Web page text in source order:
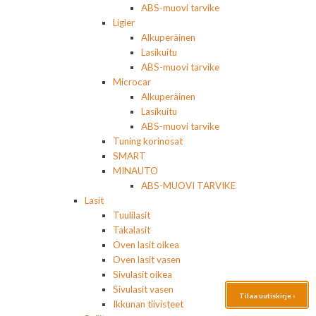
ABS-muovi tarvike
Ligier
Alkuperäinen
Lasikuitu
ABS-muovi tarvike
Microcar
Alkuperäinen
Lasikuitu
ABS-muovi tarvike
Tuning korinosat
SMART
MINAUTO
ABS-MUOVI TARVIKE
Lasit
Tuulilasit
Takalasit
Oven lasit oikea
Oven lasit vasen
Sivulasit oikea
Sivulasit vasen
Ikkunan tiivisteet
Tilaa uutiskirje ›